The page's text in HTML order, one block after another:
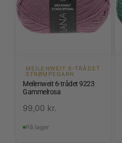
MEILENWEIT 6-TRÅDET
STRØMPEGARN
Meilenweit 6-trådet 9223
Gammelrosa
99,00 kr.
På lager